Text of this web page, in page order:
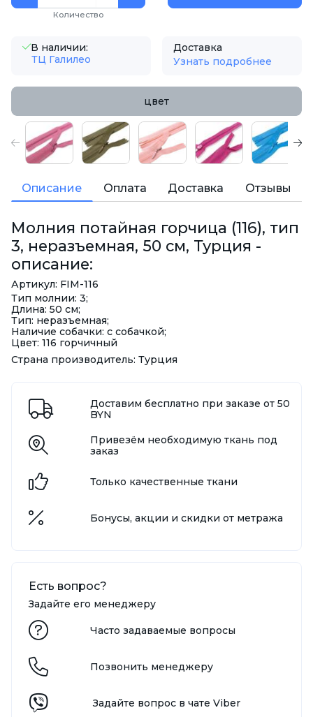
Количество
В наличии:
ТЦ Галилео
Доставка
Узнать подробнее
цвет
Описание Оплата Доставка Отзывы
Молния потайная горчица (116), тип
3, неразъемная, 50 см, Турция -
описание:
Артикул: FIM-116
Тип молнии: 3;
Длина: 50 см;
Тип: неразъемная;
Наличие собачки: с собачкой;
Цвет: 116 горчичный
Страна производитель: Турция
Доставим бесплатно при заказе от 50
BYN
Привезём необходимую ткань под
заказ
Только качественные ткани
Бонусы, акции и скидки от метража
Есть вопрос?
Задайте его менеджеру
Часто задаваемые вопросы
Позвонить менеджеру
Задайте вопрос в чате Viber